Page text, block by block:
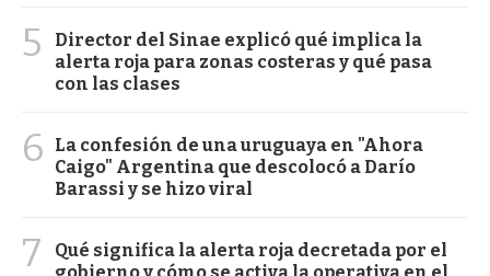
5
Director del Sinae explicó qué implica la
alerta roja para zonas costeras y qué pasa
con las clases
6
La confesión de una uruguaya en "Ahora
Caigo" Argentina que descolocó a Darío
Barassi y se hizo viral
7
Qué significa la alerta roja decretada por el